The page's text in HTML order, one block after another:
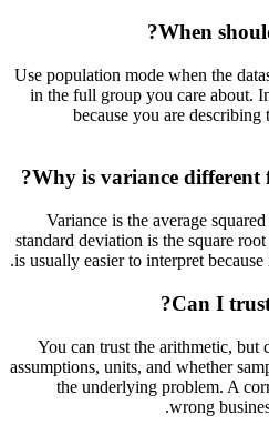
When
Use population mode when the
in the full group you care about.
because you are
Why is variance different
Variance is the average
standard deviation is the square
is usually easier to interpret
Can I
You can trust the arithmetic,
assumptions, units, and whether
the underlying problem. A
wrong